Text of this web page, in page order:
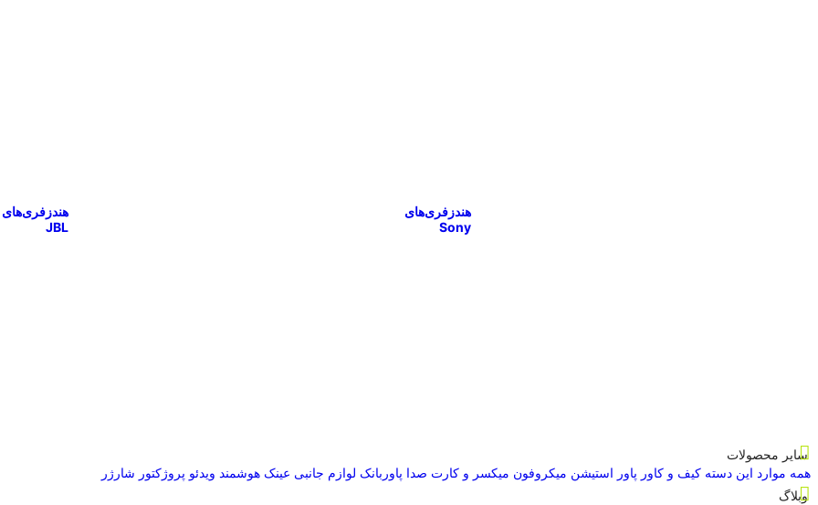
هندزفری‌های
Sony
هندزفری‌های
JBL
سایر محصولات
همه موارد این دسته کیف و کاور پاور استیشن میکروفون میکسر و کارت صدا پاوربانک لوازم جانبی عینک هوشمند ویدئو پروژکتور شارژر
وبلاگ